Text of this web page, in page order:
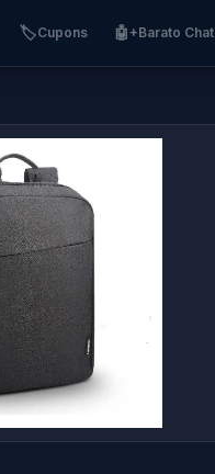
🏷️Cupons 🤖+Barato Chat